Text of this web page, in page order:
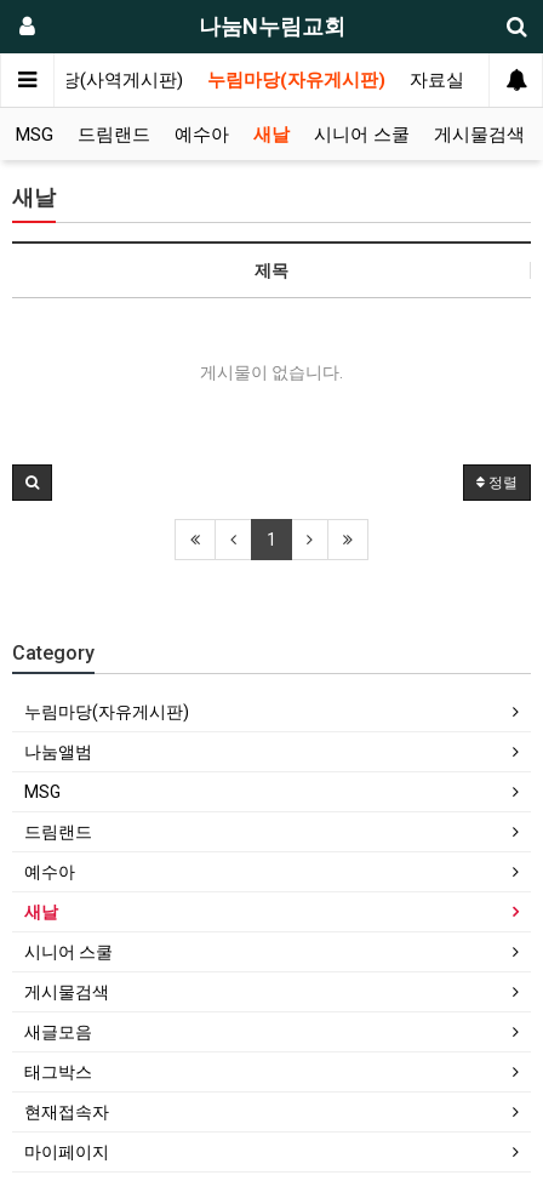
나눔N누림교회
나눔마당(사역게시판) 누림마당(자유게시판) 자료실
MSG 드림랜드 예수아 새날 시니어 스쿨 게시물검색
새날
제목
게시물이 없습니다.
정렬
1
Category
누림마당(자유게시판)
나눔앨범
MSG
드림랜드
예수아
새날
시니어 스쿨
게시물검색
새글모음
태그박스
현재접속자
마이페이지